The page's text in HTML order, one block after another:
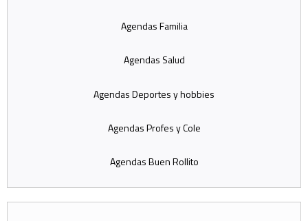
Agendas Familia
Agendas Salud
Agendas Deportes y hobbies
Agendas Profes y Cole
Agendas Buen Rollito